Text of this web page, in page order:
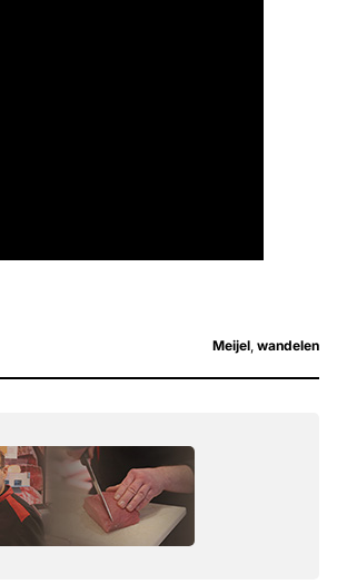
Meijel, wandelen